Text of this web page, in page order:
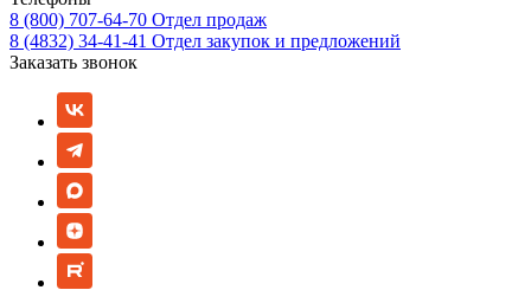
8 (800) 707-64-70 Отдел продаж
8 (4832) 34-41-41 Отдел закупок и предложений
Заказать звонок